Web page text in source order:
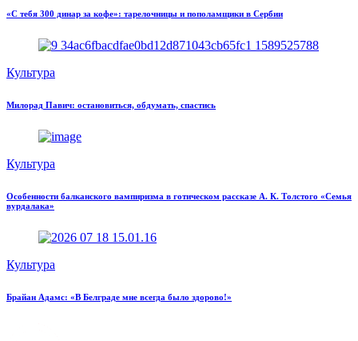
«С тебя 300 динар за кофе»: тарелочницы и пополамщики в Сербии
Культура
Милорад Павич: остановиться, обдумать, спастись
Культура
Особенности балканского вампиризма в готическом рассказе А. К. Толстого «Семья
вурдалака»
Культура
Брайан Адамс: «В Белграде мне всегда было здорово!»